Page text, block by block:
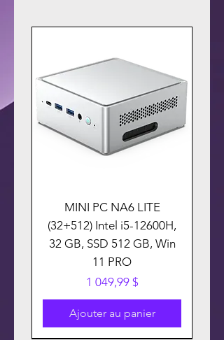
MINI PC NA6 LITE
(32+512) Intel i5-12600H,
32 GB, SSD 512 GB, Win
11 PRO
Prix
1 049,99 $
Ajouter au panier